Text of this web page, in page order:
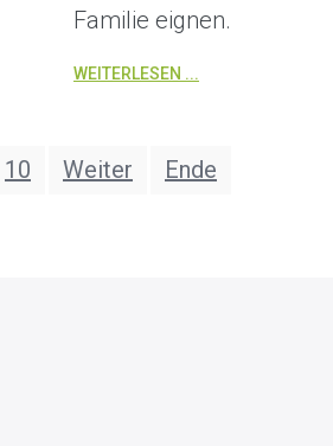
Familie eignen.
WEITERLESEN ...
10 Weiter Ende